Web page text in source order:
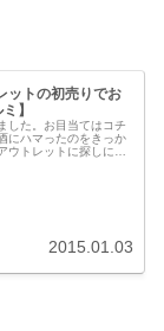
ットの初売りでお
】
した。お目当てはコチ
にハマったのをきっか
ウトレットに探しに行
2015.01.03